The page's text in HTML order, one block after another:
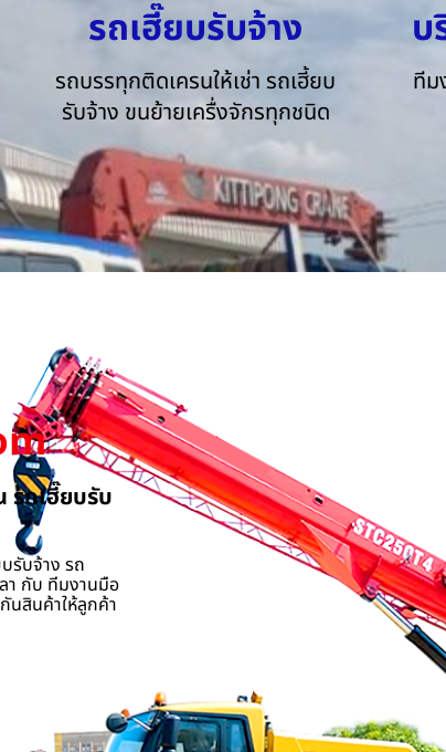
รถเฮี๊ยบรับจ้าง
รถบรรทุกติดเครนให้เช่า รถเฮี้ยบ
รับจ้าง ขนย้ายเครื่งจักรทุกชนิด
บ
ทีม
รถเฮี๊ยบรับ
รับจ้าง รถ
า กับ ทีมงานมือ
นสินค้าให้ลูกค้า